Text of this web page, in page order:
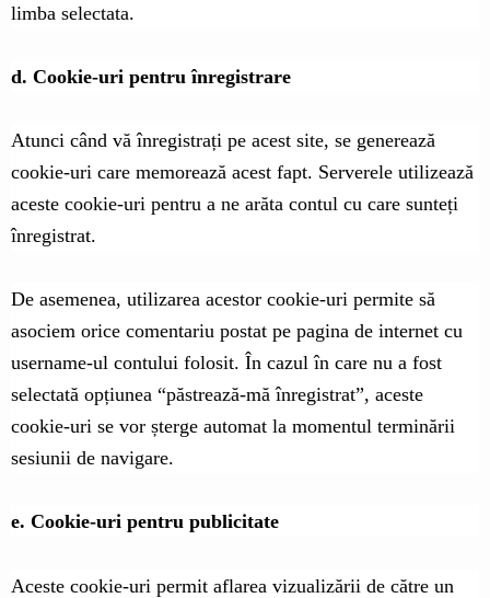
limba selectata.
d. Cookie-uri pentru înregistrare
Atunci când vă înregistrați pe acest site, se generează
cookie-uri care memorează acest fapt. Serverele utilizează
aceste cookie-uri pentru a ne arăta contul cu care sunteți
înregistrat.
De asemenea, utilizarea acestor cookie-uri permite să
asociem orice comentariu postat pe pagina de internet cu
username-ul contului folosit. În cazul în care nu a fost
selectată opțiunea “păstrează-mă înregistrat”, aceste
cookie-uri se vor șterge automat la momentul terminării
sesiunii de navigare.
e. Cookie-uri pentru publicitate
Aceste cookie-uri permit aflarea vizualizării de către un